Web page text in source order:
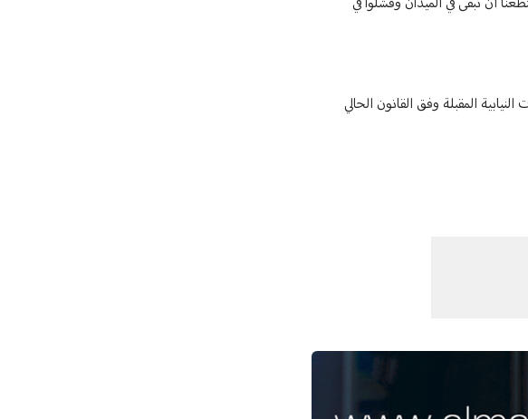
أن نبقى في الميدان وفشلوا في
المقبلة وفق القانون الحالي